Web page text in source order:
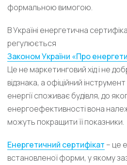
формальною вимогою.
В Україні енергетична
регулюється
Законом України «Про
Це не маркетинговий хід і не
відзнака, а офіційний
енергії споживає будівля, до
енергоефективності вона
можуть покращити її показники.
Енергетичний сертифікат – це
встановленої форми, у якому